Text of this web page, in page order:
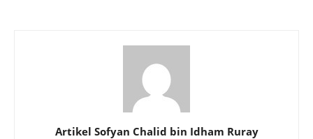
Artikel Sofyan Chalid bin Idham Ruray